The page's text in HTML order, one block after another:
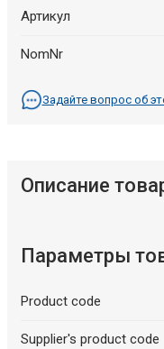
Артикул
NomNr
Задайте вопрос об
Описание
Параметры
Product code
Supplier's product code